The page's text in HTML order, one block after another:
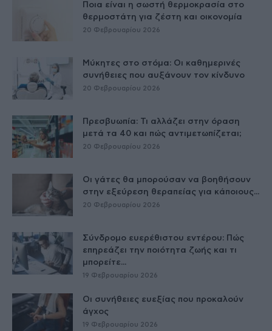
Ποια είναι η σωστή θερμοκρασία στο
θερμοστάτη για ζέστη και οικονομία
20 Φεβρουαρίου 2026
Μύκητες στο στόμα: Οι καθημερινές
συνήθειες που αυξάνουν τον κίνδυνο
20 Φεβρουαρίου 2026
Πρεσβυωπία: Τι αλλάζει στην όραση
μετά τα 40 και πώς αντιμετωπίζεται;
20 Φεβρουαρίου 2026
Οι γάτες θα μπορούσαν να βοηθήσουν
στην εξεύρεση θεραπείας για κάποιους...
20 Φεβρουαρίου 2026
Σύνδρομο ευερέθιστου εντέρου: Πώς
επηρεάζει την ποιότητα ζωής και τι
μπορείτε...
19 Φεβρουαρίου 2026
Οι συνήθειες ευεξίας που προκαλούν
άγχος
19 Φεβρουαρίου 2026